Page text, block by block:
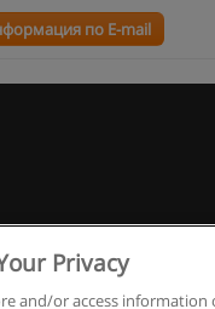
по E-mail
Privacy
and/or access information